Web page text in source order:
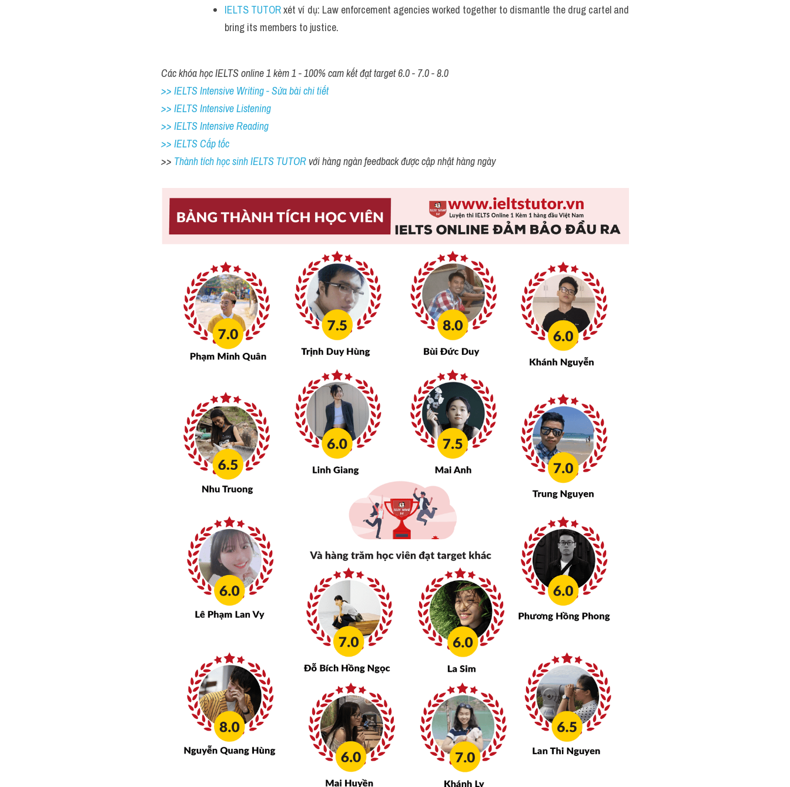
IELTS TUTOR xét ví dụ: Law enforcement agencies worked together to dismantle the drug cartel and
bring its members to justice.
Các khóa học IELTS online 1 kèm 1 - 100% cam kết đạt target 6.0 - 7.0 - 8.0
>> IELTS Intensive Writing - Sửa bài chi tiết
>> IELTS Intensive Listening
>> IELTS Intensive Reading
>> IELTS Cấp tốc
>> Thành tích học sinh IELTS TUTOR với hàng ngàn feedback được cập nhật hàng ngày